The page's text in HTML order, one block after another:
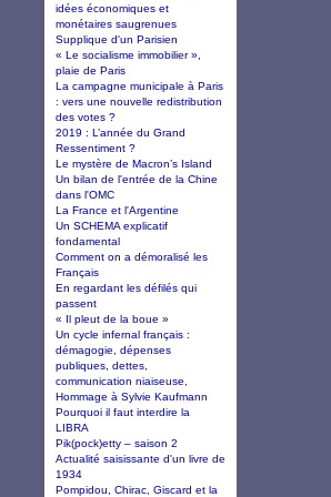
idées économiques et
monétaires saugrenues
Supplique d'un Parisien
« Le socialisme immobilier »,
plaie de Paris
La campagne municipale à Paris
: vers une nouvelle redistribution
des votes ?
2019 : L’année du Grand
Ressentiment ?
Le mystère de Macron’s Island
Un bilan de l'entrée de la Chine
dans l'OMC
La France et l'Argentine
Un SCHEMA explicatif
fondamental
Comment on a démoralisé les
Français
En regardant les défilés qui
passent
« Il pleut de la boue »
Un cycle infernal français :
démagogie, dépenses
publiques, dettes,
communication niaiseuse,
Hommage à Sylvie Kaufmann
Pourquoi il faut interdire la
LIBRA
Pik(pock)etty – saison 2
Actualité saisissante d'un livre de
1934
Pompidou, Chirac, Giscard et la